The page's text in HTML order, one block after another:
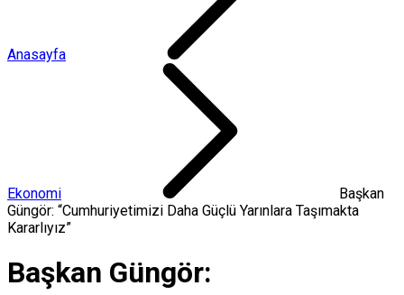
Anasayfa
Ekonomi
Başkan
Güngör: “Cumhuriyetimizi Daha Güçlü Yarınlara Taşımakta
Kararlıyız”
Başkan Güngör: